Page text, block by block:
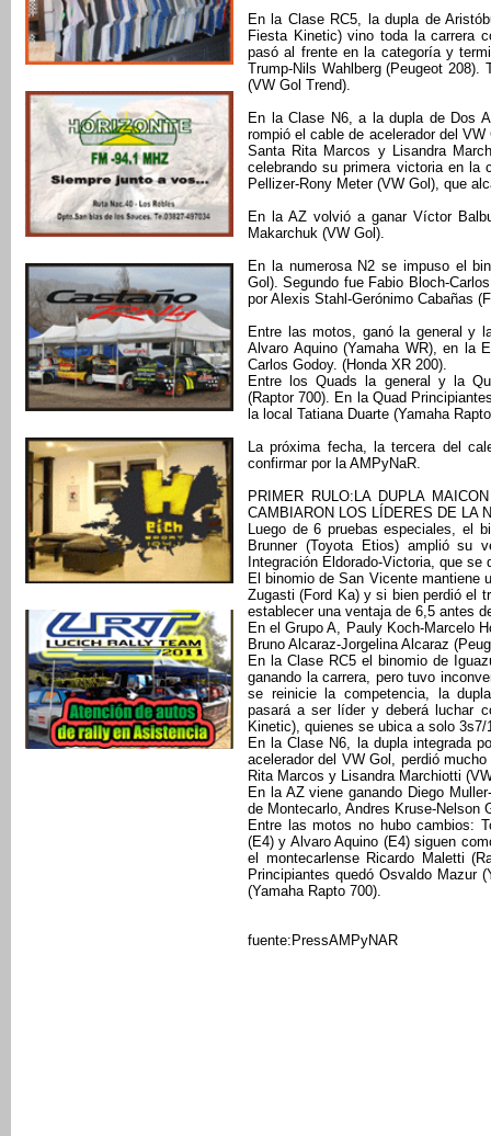
En la Clase RC5, la dupla de
Fiesta Kinetic) vino toda la carrera
pasó al frente en la categoría y
Trump-Nils Wahlberg (Peugeot 208).
(VW Gol Trend).
En la Clase N6, a la dupla de Dos
rompió el cable de acelerador del
Santa Rita Marcos y Lisandra
celebrando su primera victoria en la
Pellizer-Rony Meter (VW Gol), que
En la AZ volvió a ganar Víctor
Makarchuk (VW Gol).
En la numerosa N2 se impuso el
Gol). Segundo fue Fabio Bloch-
por Alexis Stahl-Gerónimo Cabañas
Entre las motos, ganó la general y
Alvaro Aquino (Yamaha WR), en la
Carlos Godoy. (Honda XR 200).
Entre los Quads la general y la
(Raptor 700). En la Quad
la local Tatiana Duarte (Yamaha
La próxima fecha, la tercera del
confirmar por la AMPyNaR.
PRIMER RULO:LA DUPLA
CAMBIARON LOS LÍDERES DE LA
Luego de 6 pruebas especiales, el
Brunner (Toyota Etios) amplió su
Integración Eldorado-Victoria, que
El binomio de San Vicente mantiene
Zugasti (Ford Ka) y si bien perdió el
establecer una ventaja de 6,5 antes
En el Grupo A, Pauly Koch-Marcelo
Bruno Alcaraz-Jorgelina Alcaraz
En la Clase RC5 el binomio de
ganando la carrera, pero tuvo
se reinicie la competencia, la
pasará a ser líder y deberá luchar
Kinetic), quienes se ubica a solo 3s7/
En la Clase N6, la dupla integrada
acelerador del VW Gol, perdió
Rita Marcos y Lisandra Marchiotti
En la AZ viene ganando Diego
de Montecarlo, Andres Kruse-Nelson
Entre las motos no hubo cambios:
(E4) y Alvaro Aquino (E4) siguen
el montecarlense Ricardo Maletti
Principiantes quedó Osvaldo Mazur
(Yamaha Rapto 700).
fuente:PressAMPyNAR